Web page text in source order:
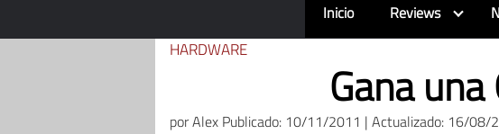
Inicio Reviews
HARDWARE
Gana una
porAlex Publicado: 10/11/2011 | Actualizado: 16/08/